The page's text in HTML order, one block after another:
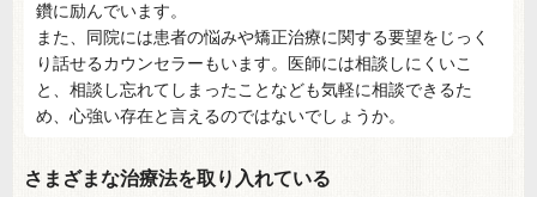
鑽に励んでいます。
また、同院には患者の悩みや矯正治療に関する要望をじっく
り話せるカウンセラーもいます。医師には相談しにくいこ
と、相談し忘れてしまったことなども気軽に相談できるた
め、心強い存在と言えるのではないでしょうか。
さまざまな治療法を取り入れている